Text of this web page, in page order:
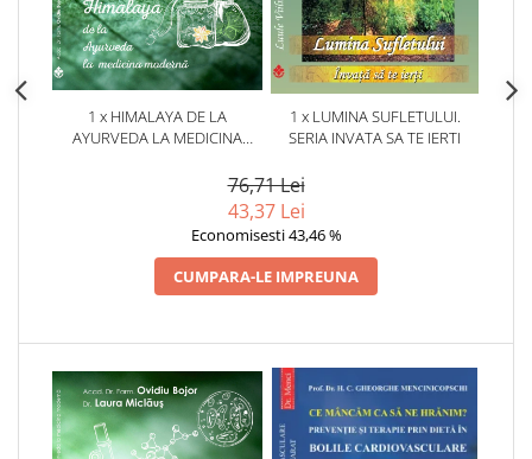
1 x HIMALAYA DE LA
AYURVEDA LA MEDICINA
1 x LUMINA SUFLETULUI.
SERIA INVATA SA TE IERTI
76,71 Lei
43,37 Lei
Economisesti 43,46 %
CUMPARA-LE IMPREUNA